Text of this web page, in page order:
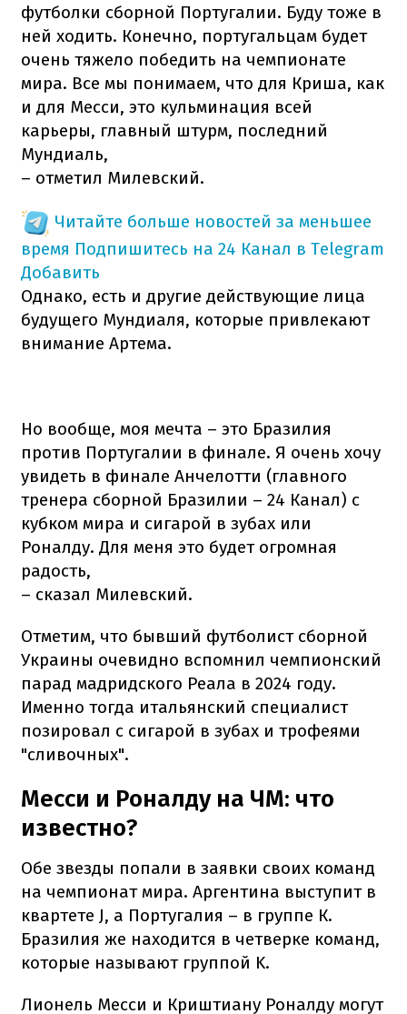
футболки сборной Португалии. Буду тоже в
ней ходить. Конечно, португальцам будет
очень тяжело победить на чемпионате
мира. Все мы понимаем, что для Криша, как
и для Месси, это кульминация всей
карьеры, главный штурм, последний
Мундиаль,
– отметил Милевский.
Читайте больше новостей за меньшее
время Подпишитесь на 24 Канал в Telegram
Добавить
Однако, есть и другие действующие лица
будущего Мундиаля, которые привлекают
внимание Артема.
Но вообще, моя мечта – это Бразилия
против Португалии в финале. Я очень хочу
увидеть в финале Анчелотти (главного
тренера сборной Бразилии – 24 Канал) с
кубком мира и сигарой в зубах или
Роналду. Для меня это будет огромная
радость,
– сказал Милевский.
Отметим, что бывший футболист сборной
Украины очевидно вспомнил чемпионский
парад мадридского Реала в 2024 году.
Именно тогда итальянский специалист
позировал с сигарой в зубах и трофеями
"сливочных".
Месси и Роналду на ЧМ: что
известно?
Обе звезды попали в заявки своих команд
на чемпионат мира. Аргентина выступит в
квартете J, а Португалия – в группе К.
Бразилия же находится в четверке команд,
которые называют группой K.
Лионель Месси и Криштиану Роналду могут